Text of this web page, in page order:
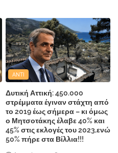
ANTI
Δυτική Αττική: 450.000
στρέμματα έγιναν στάχτη από
το 2019 έως σήμερα – κι όμως
ο Μητσοτάκης έλαβε 40% και
45% στις εκλογές του 2023,ενώ
50% πήρε στα Βίλλια!!!